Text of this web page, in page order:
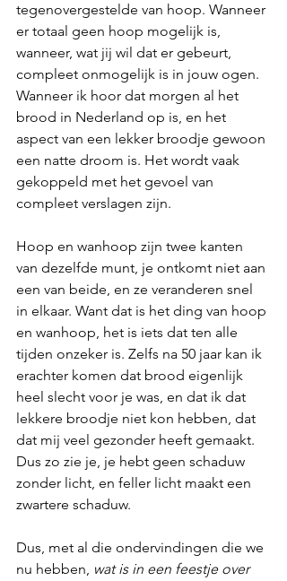
tegenovergestelde van hoop. Wanneer
er totaal geen hoop mogelijk is,
wanneer, wat jij wil dat er gebeurt,
compleet onmogelijk is in jouw ogen.
Wanneer ik hoor dat morgen al het
brood in Nederland op is, en het
aspect van een lekker broodje gewoon
een natte droom is. Het wordt vaak
gekoppeld met het gevoel van
compleet verslagen zijn.
Hoop en wanhoop zijn twee kanten
van dezelfde munt, je ontkomt niet aan
een van beide, en ze veranderen snel
in elkaar. Want dat is het ding van hoop
en wanhoop, het is iets dat ten alle
tijden onzeker is. Zelfs na 50 jaar kan ik
erachter komen dat brood eigenlijk
heel slecht voor je was, en dat ik dat
lekkere broodje niet kon hebben, dat
dat mij veel gezonder heeft gemaakt.
Dus zo zie je, je hebt geen schaduw
zonder licht, en feller licht maakt een
zwartere schaduw.
Dus, met al die ondervindingen die we
nu hebben, wat is in een feestje over